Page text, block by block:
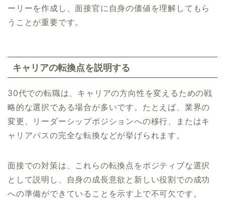
ーリーを作成し、面接官に自身の価値を理解してもら
うことが重要です。
キャリアの転換点を説明する
30代での転職は、キャリアの方向性を変えるための戦
略的な選択である場合が多いです。たとえば、業界の
変更、リーダーシップポジションへの移行、またはキ
ャリアパスの完全な転換などが挙げられます。
面接での対策は、これらの転換点をポジティブな選択
として説明し、自身の成長意欲と新しい役割での成功
への準備ができていることを示す上で不可欠です。